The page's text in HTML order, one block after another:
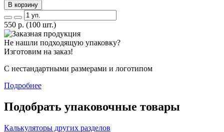
В корзину
550 р. (100 шт.)
Не нашли подходящую упаковку?
Изготовим на заказ!
С нестандартными размерами и логотипом
Подробнее
Подобрать упаковочные товары
Калькуляторы других разделов